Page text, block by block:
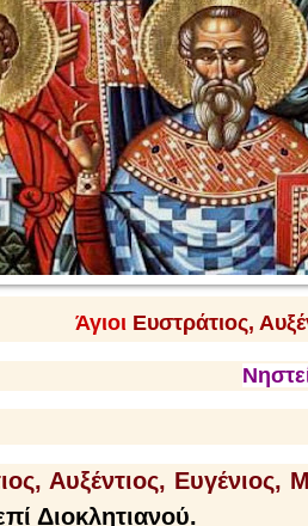
Άγιοι Ευστράτιος,
Αυξέντιος, Ευγένιος,
Διοκλητιανού.